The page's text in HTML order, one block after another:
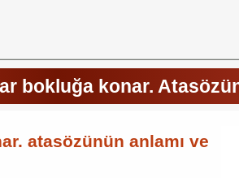
bokluğa konar.
atasözünün anlamı ve